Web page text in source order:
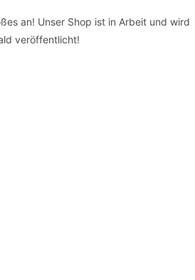
an! Unser Shop ist in Arbeit und wird
veröffentlicht!